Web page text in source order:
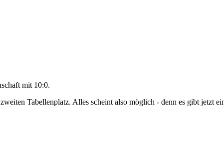
mit 10:0.
Tabellenplatz. Alles scheint also möglich - denn es gibt jetzt